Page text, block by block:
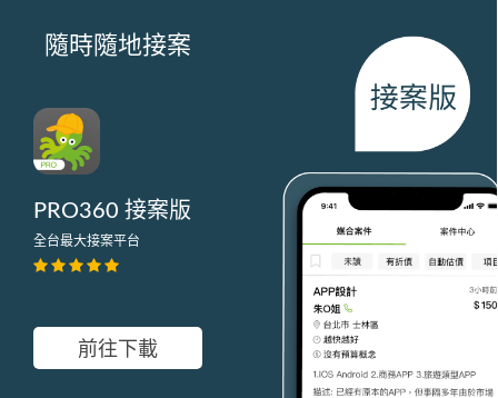
隨時隨地接案
PRO360 接案版
全台最大接案平台
前往下載